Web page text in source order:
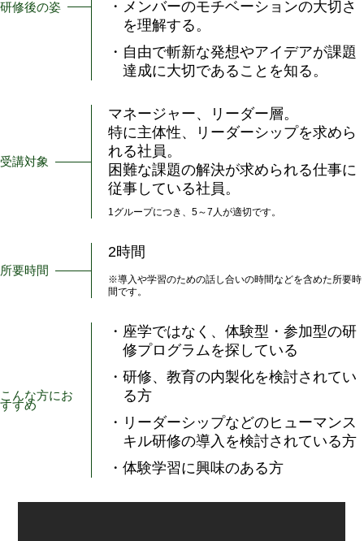
研修後の姿
・メンバーのモチベーションの大切さ
を理解する。
・自由で斬新な発想やアイデアが課題
達成に大切であることを知る。
受講対象
マネージャー、リーダー層。
特に主体性、リーダーシップを求めら
れる社員。
困難な課題の解決が求められる仕事に
従事している社員。
1グループにつき、5～7人が適切です。
所要時間
2時間
※導入や学習のための話し合いの時間などを含めた所要時
間です。
こんな方にお
すすめ
・座学ではなく、体験型・参加型の研
修プログラムを探している
・研修、教育の内製化を検討されてい
る方
・リーダーシップなどのヒューマンス
キル研修の導入を検討されている方
・体験学習に興味のある方